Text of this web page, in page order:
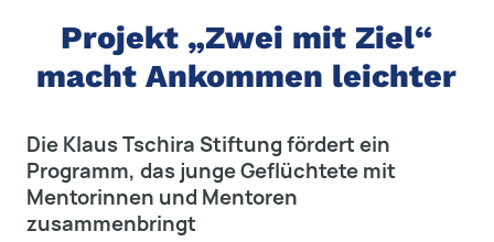
Projekt „Zwei mit Ziel“
macht Ankommen leichter
Die Klaus Tschira Stiftung fördert ein
Programm, das junge Geflüchtete mit
Mentorinnen und Mentoren
zusammenbringt